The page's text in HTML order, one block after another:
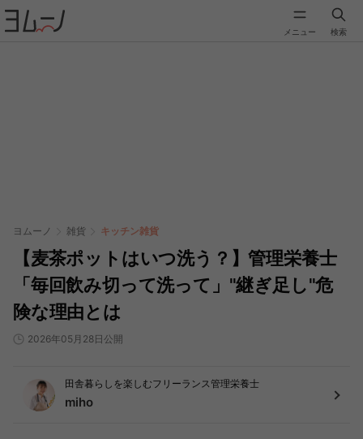
メニュー 検索
ヨムーノ 雑貨 キッチン雑貨
【麦茶ポットはいつ洗う？】管理栄養士
「毎回飲み切って洗って」"継ぎ足し"危
険な理由とは
2026年05月28日公開
田舎暮らしを楽しむフリーランス管理栄養士
miho